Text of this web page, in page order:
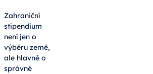
Zahraniční
stipendium
není jen o
výběru země,
ale hlavně o
správné